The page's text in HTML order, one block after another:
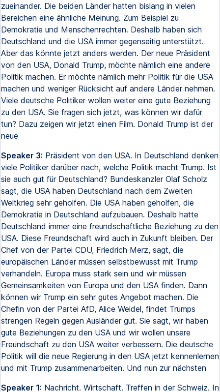
zueinander. Die beiden Länder hatten bislang in vielen
Bereichen eine ähnliche Meinung. Zum Beispiel zu
Demokratie und Menschenrechten. Deshalb haben sich
Deutschland und die USA immer gegenseitig unterstützt.
Aber das könnte jetzt anders werden. Der neue Präsident
von den USA, Donald Trump, möchte nämlich eine andere
Politik machen. Er möchte nämlich mehr Politik für die USA
machen und weniger Rücksicht auf andere Länder nehmen.
Viele deutsche Politiker wollen weiter eine gute Beziehung
zu den USA. Sie fragen sich jetzt, was können wir dafür
tun? Dazu zeigen wir jetzt einen Film. Donald Trump ist der
neue
Speaker 3: Präsident von den USA. In Deutschland denken
viele Politiker darüber nach, welche Politik macht Trump. Ist
sie auch gut für Deutschland? Bundeskanzler Olaf Scholz
sagt, die USA haben Deutschland nach dem Zweiten
Weltkrieg sehr geholfen. Die USA haben geholfen, die
Demokratie in Deutschland aufzubauen. Deshalb hatte
Deutschland immer eine freundschaftliche Beziehung zu den
USA. Diese Freundschaft wird auch in Zukunft bleiben. Der
Chef von der Partei CDU, Friedrich Merz, sagt, die
europäischen Länder müssen selbstbewusst mit Trump
verhandeln. Europa muss stark sein und wir müssen
Gemeinsamkeiten von Europa und den USA finden. Dann
können wir Trump ein sehr gutes Angebot machen. Die
Chefin von der Partei AfD, Alice Weidel, findet Trumps
strengen Regeln gegen Ausländer gut. Sie sagt, wir haben
gute Beziehungen zu den USA und wir wollen unsere
Freundschaft zu den USA weiter verbessern. Die deutsche
Politik will die neue Regierung in den USA jetzt kennenlernen
und mit Trump zusammenarbeiten. Und nun zur nächsten
Speaker 1: Nachricht. Wirtschaft. Treffen in der Schweiz. In